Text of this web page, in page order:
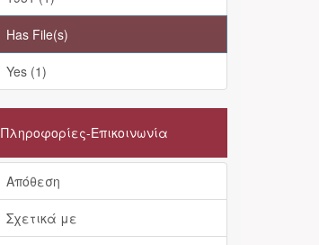
Has File(s)
Yes (1)
Πληροφορίες-Επικοινωνία
Απόθεση
Σχετικά με